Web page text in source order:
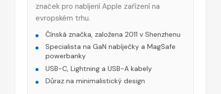
značek pro nabíjení Apple zařízení na
evropském trhu.
Čínská značka, založena 2011 v Shenzhenu
Specialista na GaN nabíječky a MagSafe
powerbanky
USB-C, Lightning a USB-A kabely
Důraz na minimalistický design